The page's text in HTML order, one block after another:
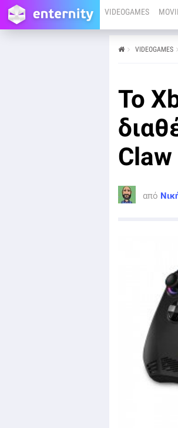
VIDEOGAMES
VIDEOGAMES
To
Claw
από
Νικήτας Καβουκλής
Microsoft, που κάνει την πλοήγησης παρόμοια με
μιας κονσόλας σε φορητές συσκευές για PC
Windows, έρχεται και στο MSI Claw.